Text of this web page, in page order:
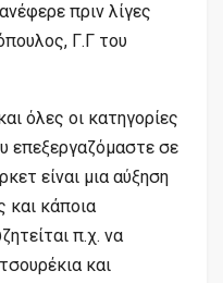
πριν λίγες
Γ.Γ του
όλες οι κατηγορίες
επεξεργαζόμαστε σε
είναι μια αύξηση
κάποια
π.χ. να
και